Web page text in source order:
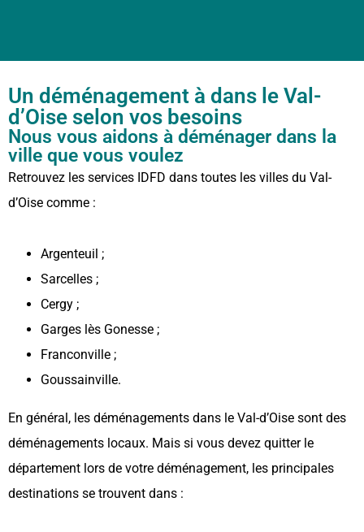
Un déménagement à dans le Val-
d’Oise selon vos besoins
Nous vous aidons à déménager dans la
ville que vous voulez
Retrouvez les services IDFD dans toutes les villes du Val-
d’Oise comme :
Argenteuil ;
Sarcelles ;
Cergy ;
Garges lès Gonesse ;
Franconville ;
Goussainville.
En général, les déménagements dans le Val-d’Oise sont des
déménagements locaux. Mais si vous devez quitter le
département lors de votre déménagement, les principales
destinations se trouvent dans :